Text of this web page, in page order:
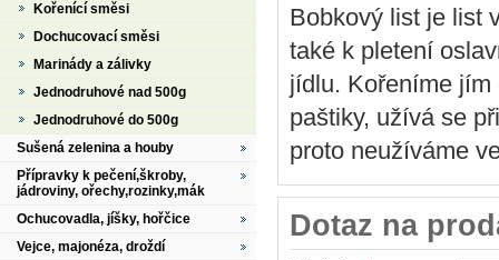
Bobkový list je list
také k pletení
jídlu. Kořeníme jím
paštiky, užívá se
proto neužíváme
Dotaz na
Kořenící směsi
Dochucovací směsi
Marinády a zálivky
Jednodruhové nad 500g
Jednodruhové do 500g
Sušená zelenina a houby
Přípravky k pečení,škroby,
jádroviny, ořechy,rozinky,mák
Ochucovadla, jíšky, hořčice
Vejce, majonéza, droždí